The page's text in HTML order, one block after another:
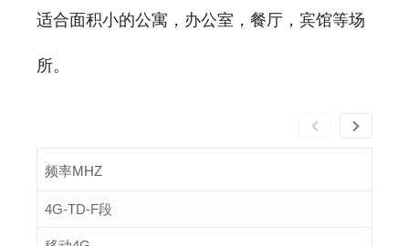
适合面积小的公寓，办公室，餐厅，宾馆等场
所。
频率MHZ
4G-TD-F段